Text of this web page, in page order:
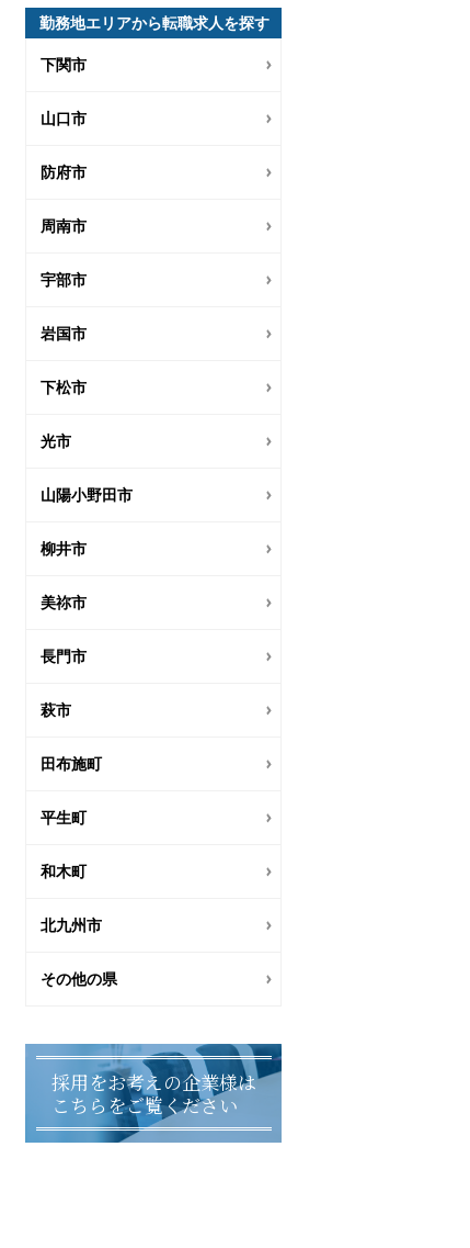
勤務地エリアから転職求人を探す
下関市
山口市
防府市
周南市
宇部市
岩国市
下松市
光市
山陽小野田市
柳井市
美祢市
長門市
萩市
田布施町
平生町
和木町
北九州市
その他の県
採用をお考えの企業様は
こちらをご覧ください